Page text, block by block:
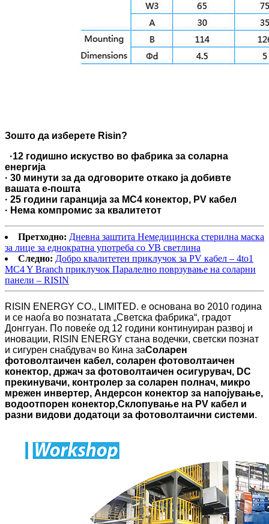
Зошто да изберете Risin?
·12 годишно искуство во фабрика за соларна
енергија
· 30 минути за да одговорите откако ја добивте
вашата е-пошта
· 25 години гаранција за MC4 конектор, PV кабел
· Нема компромис за квалитетот
Претходно: Дневна заштита Немедицинска стерилна маска
за лице за еднократна употреба со УВ светлина
Следно: Добро квалитетен приклучок за PV кабел – 4to1
MC4 Y Branch приклучок Паралелно поврзување на соларни
панели – RISIN
RISIN ENERGY CO., LIMITED. е основана во 2010 година
и се наоѓа во познатата „Светска фабрика“, градот
Донггуан. По повеќе од 12 години континуиран развој и
иновации, RISIN ENERGY стана водечки, светски познат
и сигурен снабдувач во Кина заСоларен
фотоволтаичен кабел, соларен фотоволтаичен
конектор, држач за фотоволтаичен осигурувач, DC
прекинувачи, контролер за соларен полнач, микро
мрежен инвертер, Андерсон конектор за напојување,
водоотпорен конектор,Склопување на PV кабел и
разни видови додатоци за фотоволтаични системи.